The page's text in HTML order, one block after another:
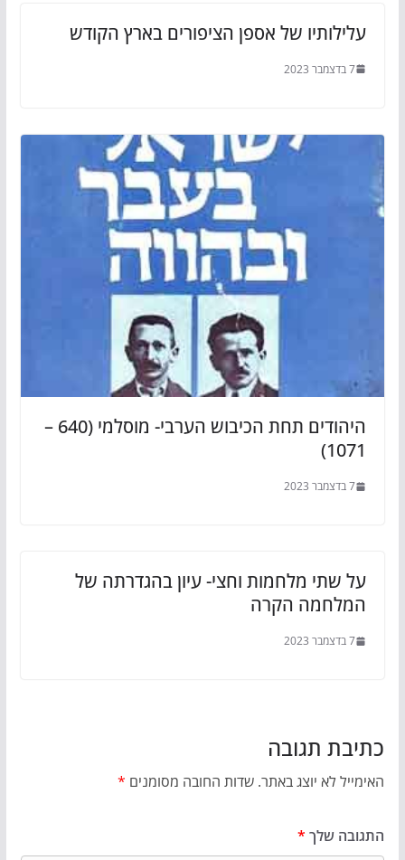
עלילותיו של אספן הציפורים בארץ הקודש
7 בדצמבר 2023
היהודים תחת הכיבוש הערבי- מוסלמי (640 –
1071)
7 בדצמבר 2023
על שתי מלחמות וחצי- עיון בהגדרתה של
המלחמה הקרה
7 בדצמבר 2023
כתיבת תגובה
האימייל לא יוצג באתר. שדות החובה מסומנים *
התגובה שלך *